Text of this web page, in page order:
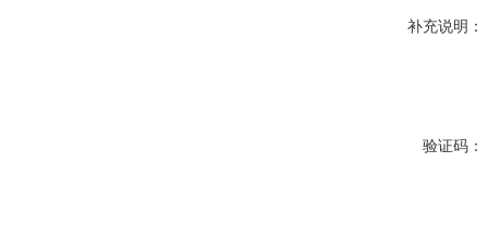
补充说明：
验证码：